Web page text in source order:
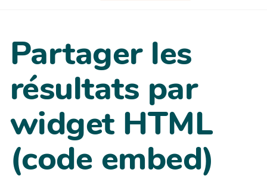
Partager les
résultats par
widget HTML
(code embed)